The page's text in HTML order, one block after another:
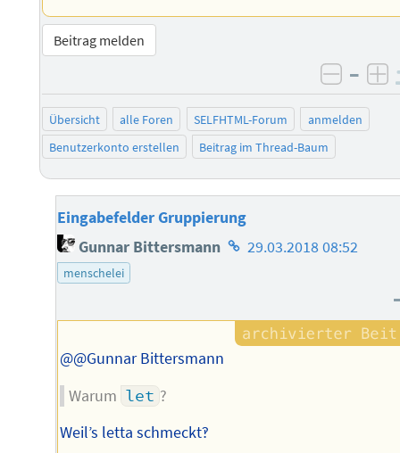
Beitrag melden
–
Übersicht alle Foren SELFHTML-Forum
anmelden
Benutzerkonto erstellen
Beitrag im Thread-Baum
Eingabefelder Gruppierung
Gunnar Bittersmann Homepage
29.03.2018 08:52
menschelei
@@Gunnar Bittersmann
Warum let ?
Weil’s letta schmeckt‽